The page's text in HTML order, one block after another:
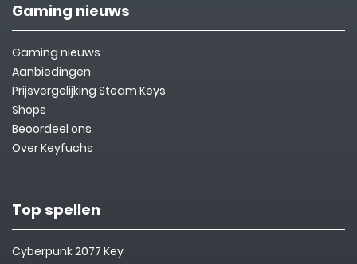
Gaming nieuws
Gaming nieuws
Aanbiedingen
Prijsvergelijking Steam Keys
Shops
Beoordeel ons
Over Keyfuchs
Top spellen
Cyberpunk 2077 Key